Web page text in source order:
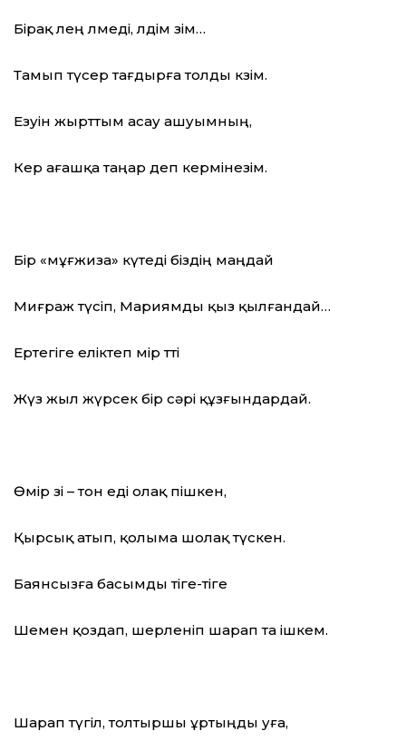
Бірақ өлең өлмеді, өлдім өзім…
Тамып түсер тағдырға толды көзім.
Езуін жырттым асау ашуымның,
Кер ағашқа таңар деп кермінезім.
Бір «мұғжиза» күтеді біздің маңдай
Миғраж түсіп, Мариямды қыз қылғандай…
Ертегіге еліктеп өмір өтті
Жүз жыл жүрсек бір сәрі құзғындардай.
Өмір өзі – тон еді олақ пішкен,
Қырсық атып, қолыма шолақ түскен.
Баянсызға басымды тіге-тіге
Шемен қоздап, шерленіп шарап та ішкем.
Шарап түгіл, толтыршы ұртыңды уға,